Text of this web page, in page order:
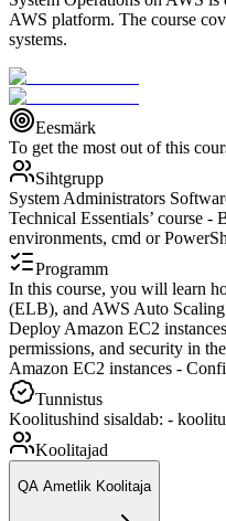
AWS platform. The course
systems.
Eesmärk
To get the most out of this
Sihtgrupp
System Administrators
Technical Essentials’ course
environments, cmd or
Programm
In this course, you will learn
(ELB), and AWS Auto
Deploy Amazon EC2
permissions, and security in
Amazon EC2 instances -
Tunnistus
Koolitushind sisaldab: -
Koolitajad
QA Ametlik Koolitaja